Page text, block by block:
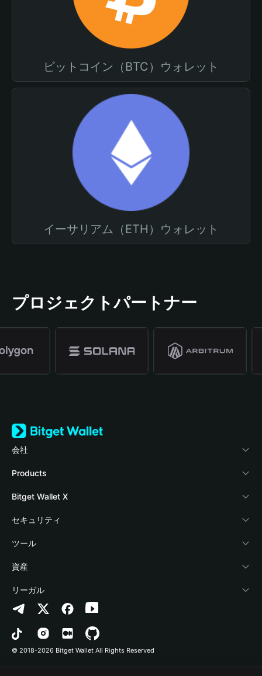
ビットコイン（BTC）ウォレット
イーサリアム（ETH）ウォレット
プロジェクトパートナー
会社
Bitget Walletについて
ブログ
アカデミー
暗号資産ニュース
Help Center
お問い合わせ
ブランドリソース
キャリア
Products
Crypto Card
Stablecoin Earn
Payfi Crypto
Crypto Swap API
Altcoin Season Index
Prediction Markets
DApp
Bitget Wallet X
デベロッパー
ウォレットを接続
Bitget Wallet Pay
プロジェクトを掲載
セキュリティ
保護基金
セキュリティ技術
ツール
暗号資産を購入
認証検出
コントラクト検出
一括送金
資産
Arbitrum
Avalanche
Bitcoin
リーガル
プライバシーポリシー
利用規約
© 2018-2026 Bitget Wallet All Rights Reserved